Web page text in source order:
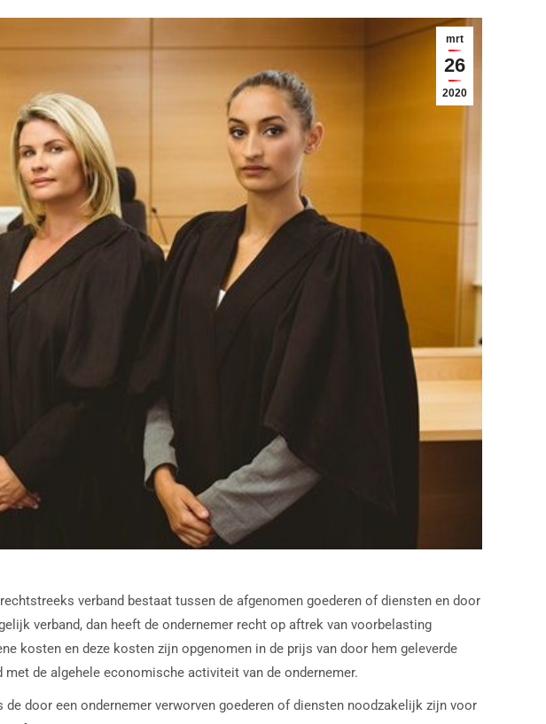
mrt
26
2020
verband bestaat tussen de afgenomen goederen of diensten en door
verband, dan heeft de ondernemer recht op aftrek van voorbelasting
kosten en deze kosten zijn opgenomen in de prijs van door hem geleverde
de algehele economische activiteit van de ondernemer.
door een ondernemer verworven goederen of diensten noodzakelijk zijn voor